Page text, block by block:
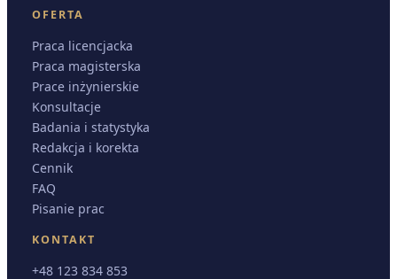
OFERTA
Praca licencjacka
Praca magisterska
Prace inżynierskie
Konsultacje
Badania i statystyka
Redakcja i korekta
Cennik
FAQ
Pisanie prac
KONTAKT
+48 123 834 853